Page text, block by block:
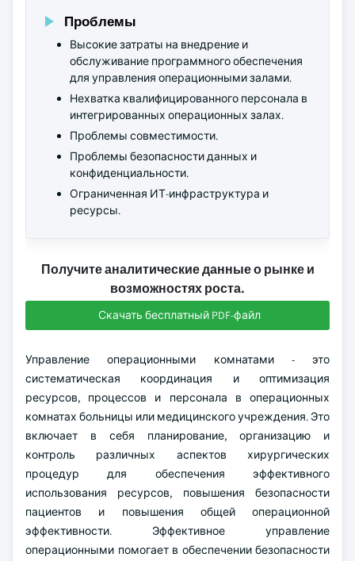
Проблемы
Высокие затраты на внедрение и
обслуживание программного обеспечения
для управления операционными залами.
Нехватка квалифицированного персонала в
интегрированных операционных залах.
Проблемы совместимости.
Проблемы безопасности данных и
конфиденциальности.
Ограниченная ИТ-инфраструктура и
ресурсы.
Получите аналитические данные о рынке и
возможностях роста.
Скачать бесплатный PDF-файл
Управление операционными комнатами - это
систематическая координация и оптимизация
ресурсов, процессов и персонала в операционных
комнатах больницы или медицинского учреждения. Это
включает в себя планирование, организацию и
контроль различных аспектов хирургических
процедур для обеспечения эффективного
использования ресурсов, повышения безопасности
пациентов и повышения общей операционной
эффективности. Эффективное управление
операционными помогает в обеспечении безопасности